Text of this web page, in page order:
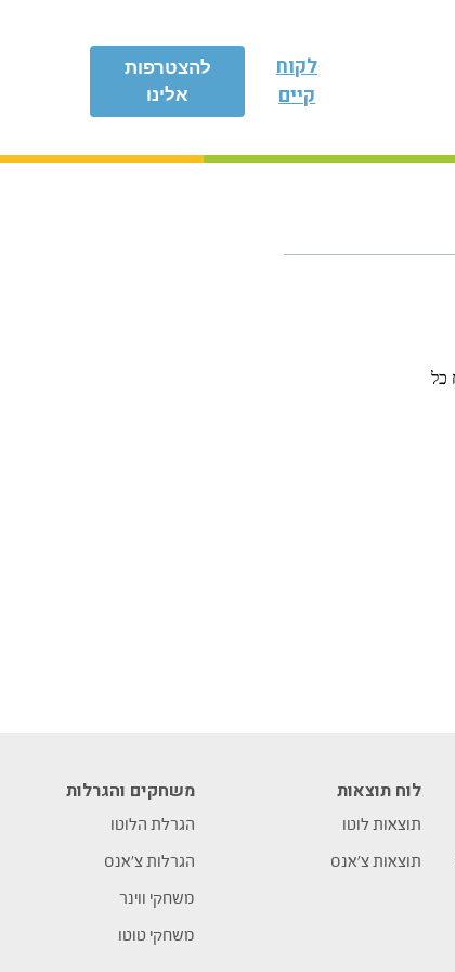
להצטרפות
אלינו
לקוח
קיים
לוח תוצאות
תוצאות לוטו
תוצאות צ’אנס
משחקים והגרלות
הגרלת הלוטו
הגרלות צ’אנס
משחקי ווינר
משחקי טוטו